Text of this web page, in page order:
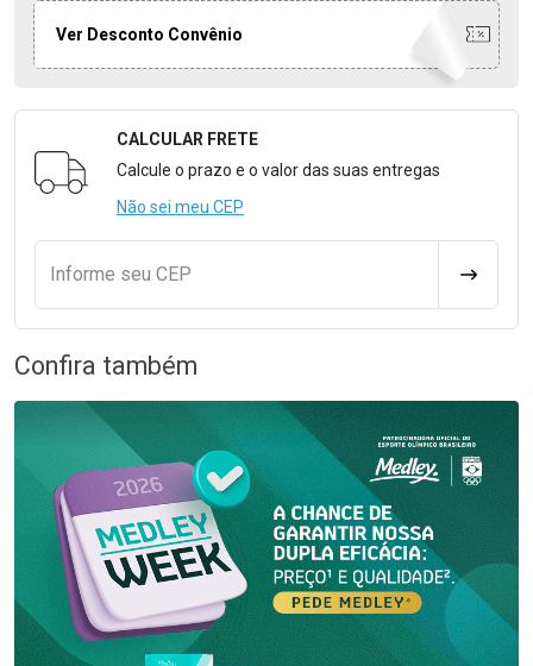
Ver Desconto Convênio
Formulário para Calcular o Frete
CALCULAR FRETE
Calcule o prazo e o valor das suas entregas
Não sei meu CEP
Informe seu CEP
Confira também